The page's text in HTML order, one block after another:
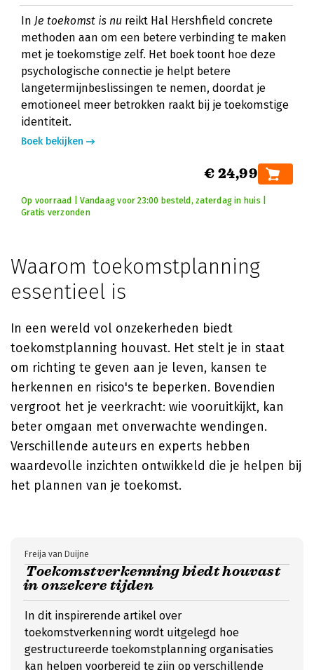
In Je toekomst is nu reikt Hal Hershfield concrete
methoden aan om een betere verbinding te maken
met je toekomstige zelf. Het boek toont hoe deze
psychologische connectie je helpt betere
langetermijnbeslissingen te nemen, doordat je
emotioneel meer betrokken raakt bij je toekomstige
identiteit.
Boek bekijken
€ 24,99
Op voorraad | Vandaag voor 23:00 besteld, zaterdag in huis |
Gratis verzonden
Waarom toekomstplanning
essentieel is
In een wereld vol onzekerheden biedt
toekomstplanning houvast. Het stelt je in staat
om richting te geven aan je leven, kansen te
herkennen en risico's te beperken. Bovendien
vergroot het je veerkracht: wie vooruitkijkt, kan
beter omgaan met onverwachte wendingen.
Verschillende auteurs en experts hebben
waardevolle inzichten ontwikkeld die je helpen bij
het plannen van je toekomst.
Toekomstverkenning biedt houvast
in onzekere tijden
Freija van Duijne
In dit inspirerende artikel over
toekomstverkenning wordt uitgelegd hoe
gestructureerde toekomstplanning organisaties
kan helpen voorbereid te zijn op verschillende